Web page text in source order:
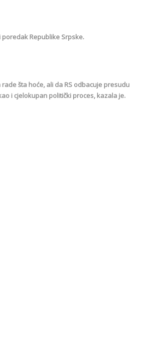
Republike Srpske.
šta hoće, ali da RS odbacuje presudu
i cjelokupan politički proces, kazala je.